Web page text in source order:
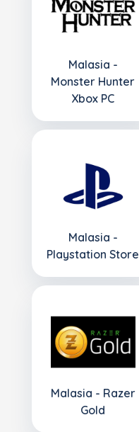
Malasia -
Monster Hunter
Xbox PC
Malasia -
Playstation Store
Malasia - Razer
Gold